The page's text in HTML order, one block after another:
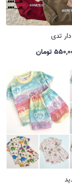
تدی
تومان